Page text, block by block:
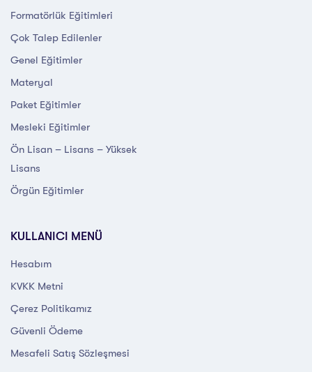
Formatörlük Eğitimleri
Çok Talep Edilenler
Genel Eğitimler
Materyal
Paket Eğitimler
Mesleki Eğitimler
Ön Lisan – Lisans – Yüksek
Lisans
Örgün Eğitimler
KULLANICI MENÜ
Hesabım
KVKK Metni
Çerez Politikamız
Güvenli Ödeme
Mesafeli Satış Sözleşmesi